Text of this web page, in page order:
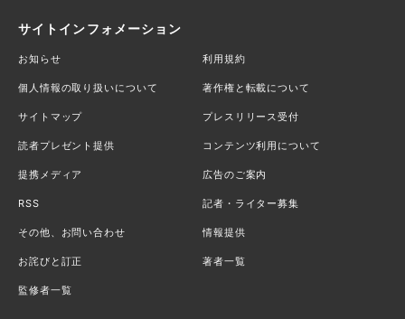
サイトインフォメーション
お知らせ 利用規約
個人情報の取り扱いについて 著作権と転載について
サイトマップ プレスリリース受付
読者プレゼント提供 コンテンツ利用について
提携メディア 広告のご案内
RSS 記者・ライター募集
その他、お問い合わせ 情報提供
お詫びと訂正 著者一覧
監修者一覧